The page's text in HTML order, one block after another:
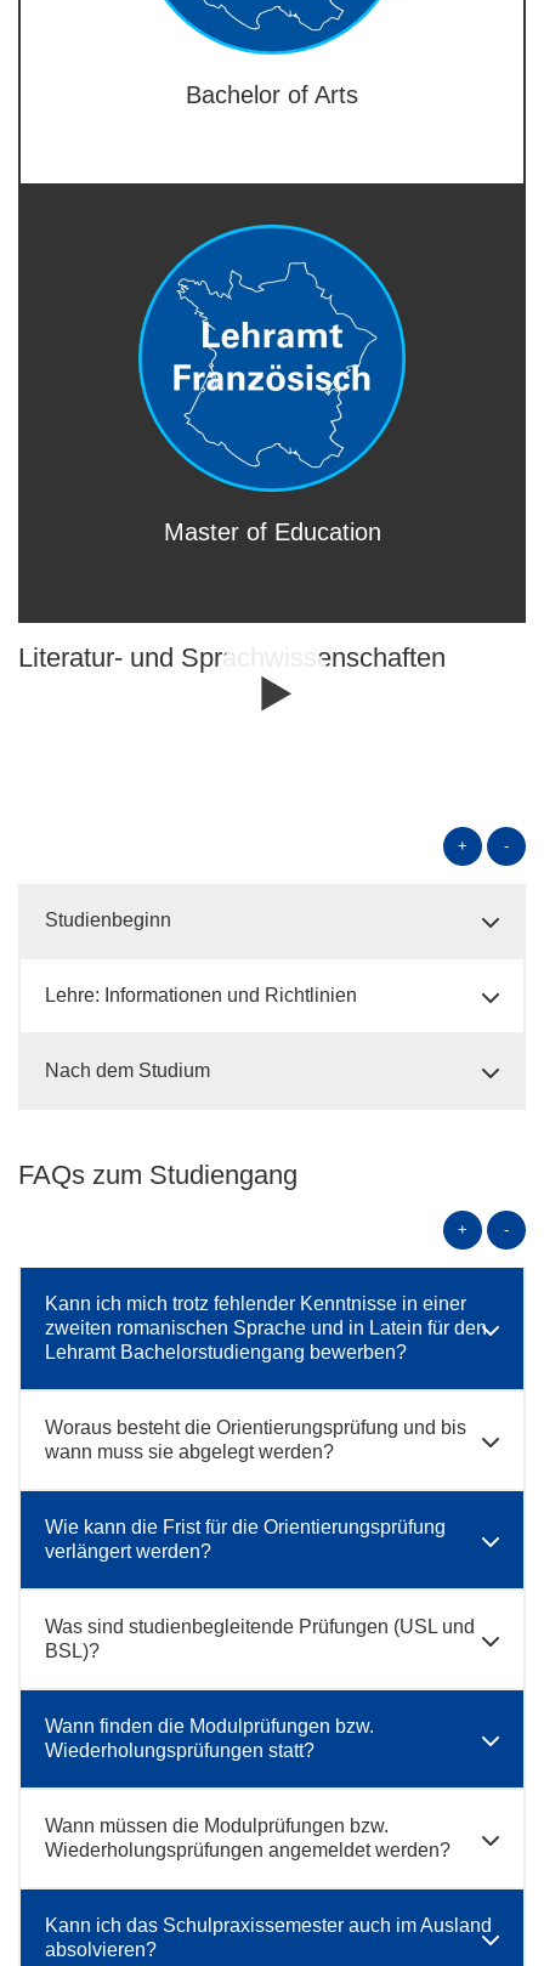
Bachelor of Arts
Master of Education
Literatur- und Sprach­wissen­schaften
+ -
Studienbeginn
Lehre: Informationen und Richtlinien
Nach dem Studium
FAQs zum Studiengang
+ -
Kann ich mich trotz fehlender Kenntnisse in einer
zweiten romanischen Sprache und in Latein für den
Lehramt Bachelorstudiengang bewerben?
Woraus besteht die Orientierungsprüfung und bis
wann muss sie abgelegt werden?
Wie kann die Frist für die Orientierungsprüfung
verlängert werden?
Was sind studienbegleitende Prüfungen (USL und
BSL)?
Wann finden die Modulprüfungen bzw.
Wiederholungsprüfungen statt?
Wann müssen die Modulprüfungen bzw.
Wiederholungsprüfungen angemeldet werden?
Kann ich das Schulpraxissemester auch im Ausland
absolvieren?